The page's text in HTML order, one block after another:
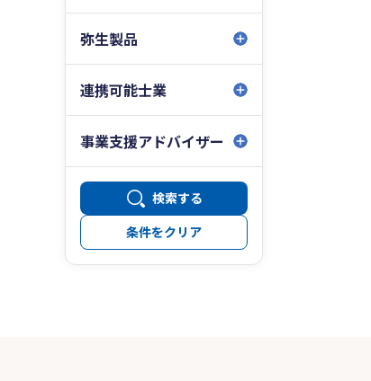
弥生製品
連携可能士業
事業支援アドバイザー
検索する
条件をクリア